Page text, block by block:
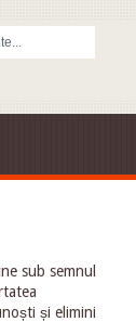
sub semnul
și elimini